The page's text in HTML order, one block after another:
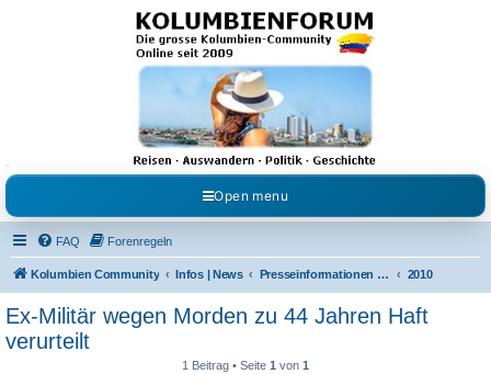
Kolumbienforum - Das
grosse Forum der
Freunde Kolumbiens
Reisen, Auswandern, Kultur, Politik, Geschichte und Visum in Kolumbien und Venezuela.
Austausch, Erfahrungen und Gemeinschaft im Kolumbienforum
Open menu
FAQ Forenregeln
Kolumbien Community Infos | News Presseinformationen & Neuigkeiten 2010
Ex-Militär wegen Morden zu 44 Jahren Haft
verurteilt
1 Beitrag • Seite 1 von 1